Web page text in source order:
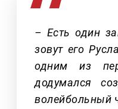
– Есть один
зовут его
одним из
додумался
волейбольный